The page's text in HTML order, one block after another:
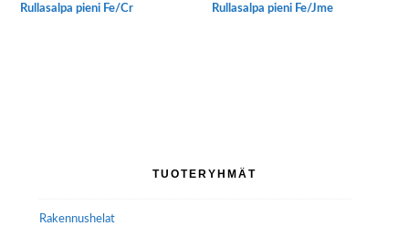
Rullasalpa pieni Fe/Cr Rullasalpa pieni Fe/Jme
TUOTERYHMÄT
Rakennushelat